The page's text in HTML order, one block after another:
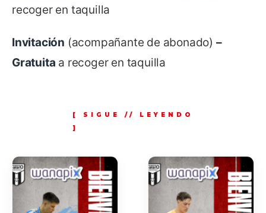
recoger en taquilla
Invitación (acompañante de abonado) –
Gratuita a recoger en taquilla